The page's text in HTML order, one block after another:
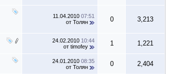
11.04.2010 07:51
от Толян 0 3,213
24.02.2010 10:44
от timofey 1 1,221
24.01.2010 08:35
от Толян 0 2,404